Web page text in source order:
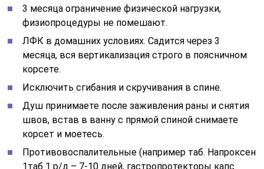
3 месяца ограничение физической нагрузки,
физиопроцедуры не помешают.
ЛФК в домашних условиях. Садится через 3
месяца, вся вертикализация строго в поясничном
корсете.
Исключить сгибания и скручивания в спине.
Душ принимаете после заживления раны и снятия
швов, встав в ванну с прямой спиной снимаете
корсет и моетесь.
Противовоспалительные (например таб. Напроксен
1таб 1 р/д – 7-10 дней, гастропротекторы капс.